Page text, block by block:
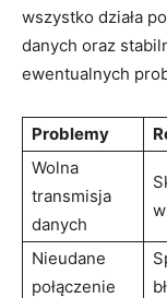
wszystko działa
danych oraz
ewentualnych
Problemy
Wolna
transmisja
danych
Nieudane
połączenie